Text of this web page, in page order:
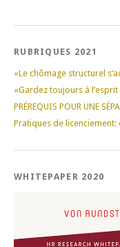
RUBRIQUES 2021
«Le chômage structurel
«Gardez toujours à
PRÉREQUIS POUR UNE
Pratiques de
WHITEPAPER 2020